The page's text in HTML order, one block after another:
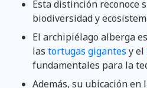
Esta distinción reconoce
biodiversidad y
El archipiélago alberga
las tortugas gigantes y el
fundamentales para la
Además, su ubicación en